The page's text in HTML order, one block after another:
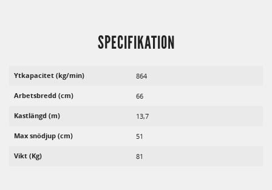
SPECIFIKATION
Ytkapacitet (kg/min) 864
Arbetsbredd (cm) 66
Kastlängd (m) 13,7
Max snödjup (cm) 51
Vikt (Kg) 81